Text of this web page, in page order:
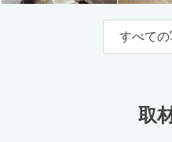
すべて
取